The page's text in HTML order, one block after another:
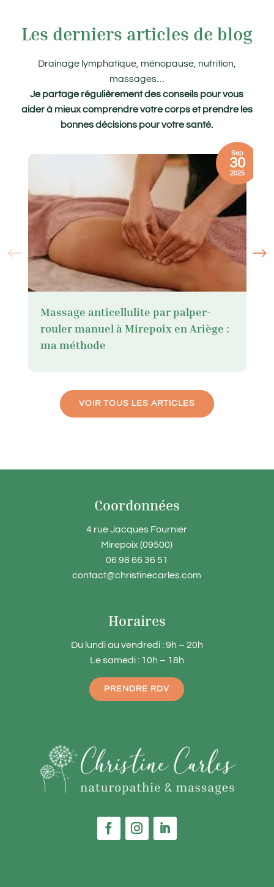
Les derniers articles de blog
Drainage lymphatique, ménopause, nutrition,
massages…
Je partage régulièrement des conseils pour vous
aider à mieux comprendre votre corps et prendre les
bonnes décisions pour votre santé.
Sep
30
2025
Massage anticellulite par palper-
rouler manuel à Mirepoix en Ariège :
ma méthode
VOIR TOUS LES ARTICLES
Coordonnées
4 rue Jacques Fournier
Mirepoix (09500)
06 98 66 36 51
contact@christinecarles.com
Horaires
Du lundi au vendredi : 9h – 20h
Le samedi : 10h – 18h
PRENDRE RDV